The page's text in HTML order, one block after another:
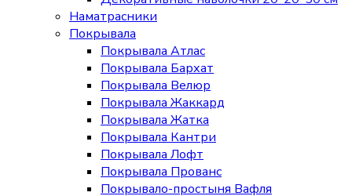
Наматрасники
Покрывала
Покрывала Атлас
Покрывала Бархат
Покрывала Велюр
Покрывала Жаккард
Покрывала Жатка
Покрывала Кантри
Покрывала Лофт
Покрывала Прованс
Покрывало-простыня Вафля